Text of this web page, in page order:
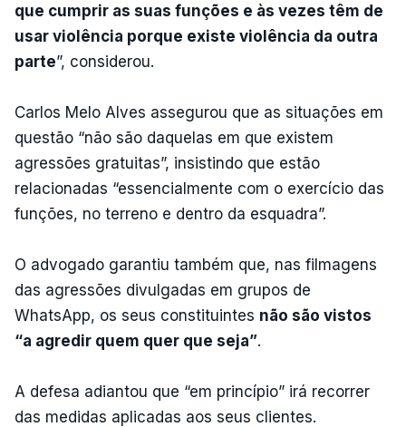
que cumprir as suas funções e às vezes têm de
usar violência porque existe violência da outra
parte”, considerou.
Carlos Melo Alves assegurou que as situações em
questão “não são daquelas em que existem
agressões gratuitas”, insistindo que estão
relacionadas “essencialmente com o exercício das
funções, no terreno e dentro da esquadra”.
O advogado garantiu também que, nas filmagens
das agressões divulgadas em grupos de
WhatsApp, os seus constituintes não são vistos
“a agredir quem quer que seja”.
A defesa adiantou que “em princípio” irá recorrer
das medidas aplicadas aos seus clientes.